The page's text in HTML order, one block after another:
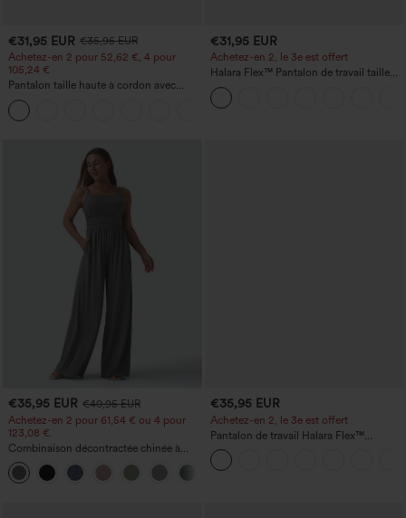
€31,95 EUR €35,95 EUR
Achetez-en 2 pour 52,62 €, 4 pour
105,24 €
Pantalon taille haute à cordon avec
poches, jambe large et coupe ample,
style décontracté, effet lin
€31,95 EUR
Achetez-en 2, le 3e est offert
Halara Flex™ Pantalon de travail taille
haute avec poche latérale arrière et
légère coupe évasée
€35,95 EUR €40,95 EUR
Achetez-en 2 pour 61,54 € ou 4 pour
123,08 €.
Combinaison décontractée chinée à
bretelles réglables, fronces et jambes
larges, avec poches — facile comme
tout
€35,95 EUR
Achetez-en 2, le 3e est offert
Pantalon de travail Halara Flex™
DayStretch à taille haute, avec poches et
coupe droite